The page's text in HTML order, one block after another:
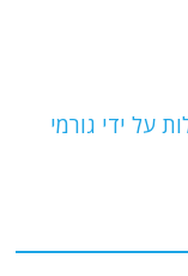
על ידי גורמי